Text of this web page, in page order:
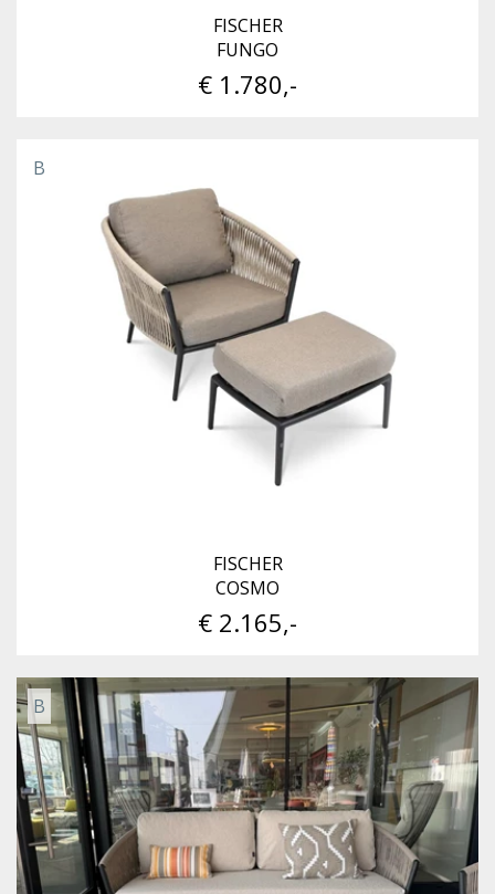
FISCHER
FUNGO
€ 1.780,-
B
FISCHER
COSMO
€ 2.165,-
B